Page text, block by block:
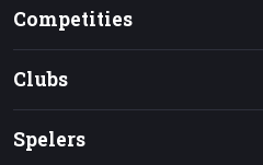
Competities
Clubs
Spelers